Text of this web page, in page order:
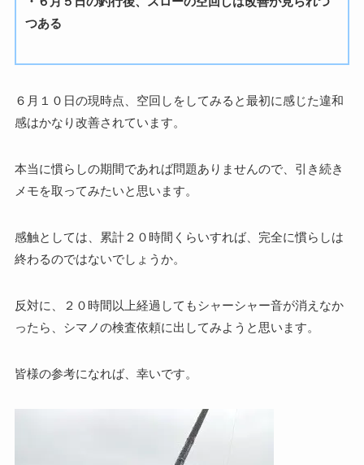
つある
６月１０日の現時点、空回しをしてみると最初に感じた違和
感はかなり改善されています。
本当に慣らしの期間であれば問題ありませんので、引き続き
メモを取ってみたいと思います。
感触としては、累計２０時間くらいすれば、完全に慣らしは
終わるのではないでしょうか。
反対に、２０時間以上経過してもシャーシャー音が消えなか
ったら、シマノの検査依頼に出してみようと思います。
皆様の参考になれば、幸いです。